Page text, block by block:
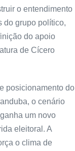
o entendimento
do grupo político,
do apoio
de Cícero
posicionamento do
o cenário
um novo
eleitoral. A
o clima de